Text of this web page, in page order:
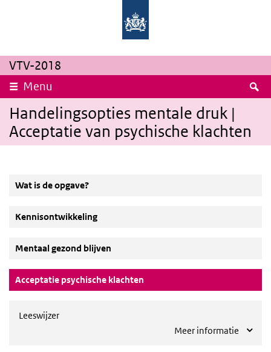
Overslaan en naar de inhoud gaan
VTV-2018
Menu
Handelingsopties mentale druk |
Acceptatie van psychische klachten
Wat is de opgave?
Kennisontwikkeling
Mentaal gezond blijven
Acceptatie psychische klachten
Leeswijzer
Meer informatie